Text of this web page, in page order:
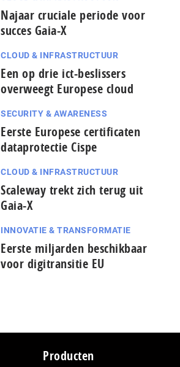
Najaar cruciale periode voor
succes Gaia-X
CLOUD & INFRASTRUCTUUR
Een op drie ict-beslissers
overweegt Europese cloud
SECURITY & AWARENESS
Eerste Europese certificaten
dataprotectie Cispe
CLOUD & INFRASTRUCTUUR
Scaleway trekt zich terug uit
Gaia-X
INNOVATIE & TRANSFORMATIE
Eerste miljarden beschikbaar
voor digitransitie EU
Producten